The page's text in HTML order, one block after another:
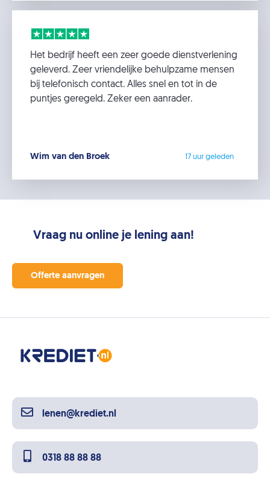
Het bedrijf heeft een zeer goede dienstverlening
geleverd. Zeer vriendelijke behulpzame mensen
bij telefonisch contact. Alles snel en tot in de
puntjes geregeld. Zeker een aanrader.
Wim van den Broek 17 uur geleden
Vraag nu online je lening aan!
Offerte aanvragen
lenen@krediet.nl
0318 88 88 88